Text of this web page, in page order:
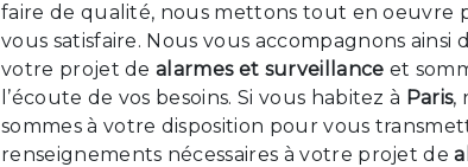
faire de qualité, nous mettons tout en oeuvre
vous satisfaire. Nous vous accompagnons ainsi
votre projet dealarmes et surveillance et
l’écoute de vos besoins. Si vous habitez à Paris,
sommes à votre disposition pour vous
renseignements nécessaires à votre projet de